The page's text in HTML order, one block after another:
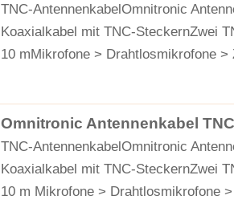
TNC-AntennenkabelOmnitronic
Koaxialkabel mit TNC-SteckernZwei
10 mMikrofone > Drahtlosmikrofone
Omnitronic Antennenkabel
TNC-AntennenkabelOmnitronic
Koaxialkabel mit TNC-SteckernZwei
10 m Mikrofone > Drahtlosmikrofone